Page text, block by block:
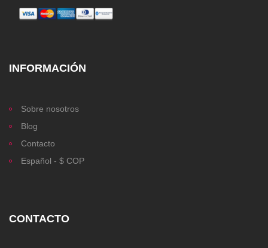
INFORMACIÓN
Sobre nosotros
Blog
Contacto
Español - $ COP
CONTACTO